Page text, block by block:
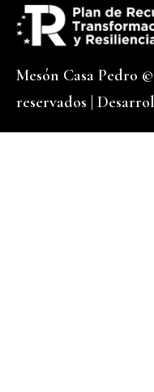
Mesón Casa Pedro
reservados |